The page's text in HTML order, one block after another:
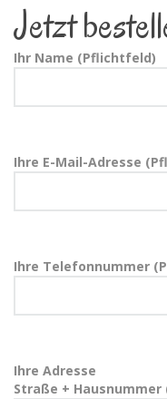
Jetzt
Ihr Name (Pflichtfeld)
Ihre E-Mail-Adresse
Ihre Telefonnummer
Ihre Adresse
Straße +